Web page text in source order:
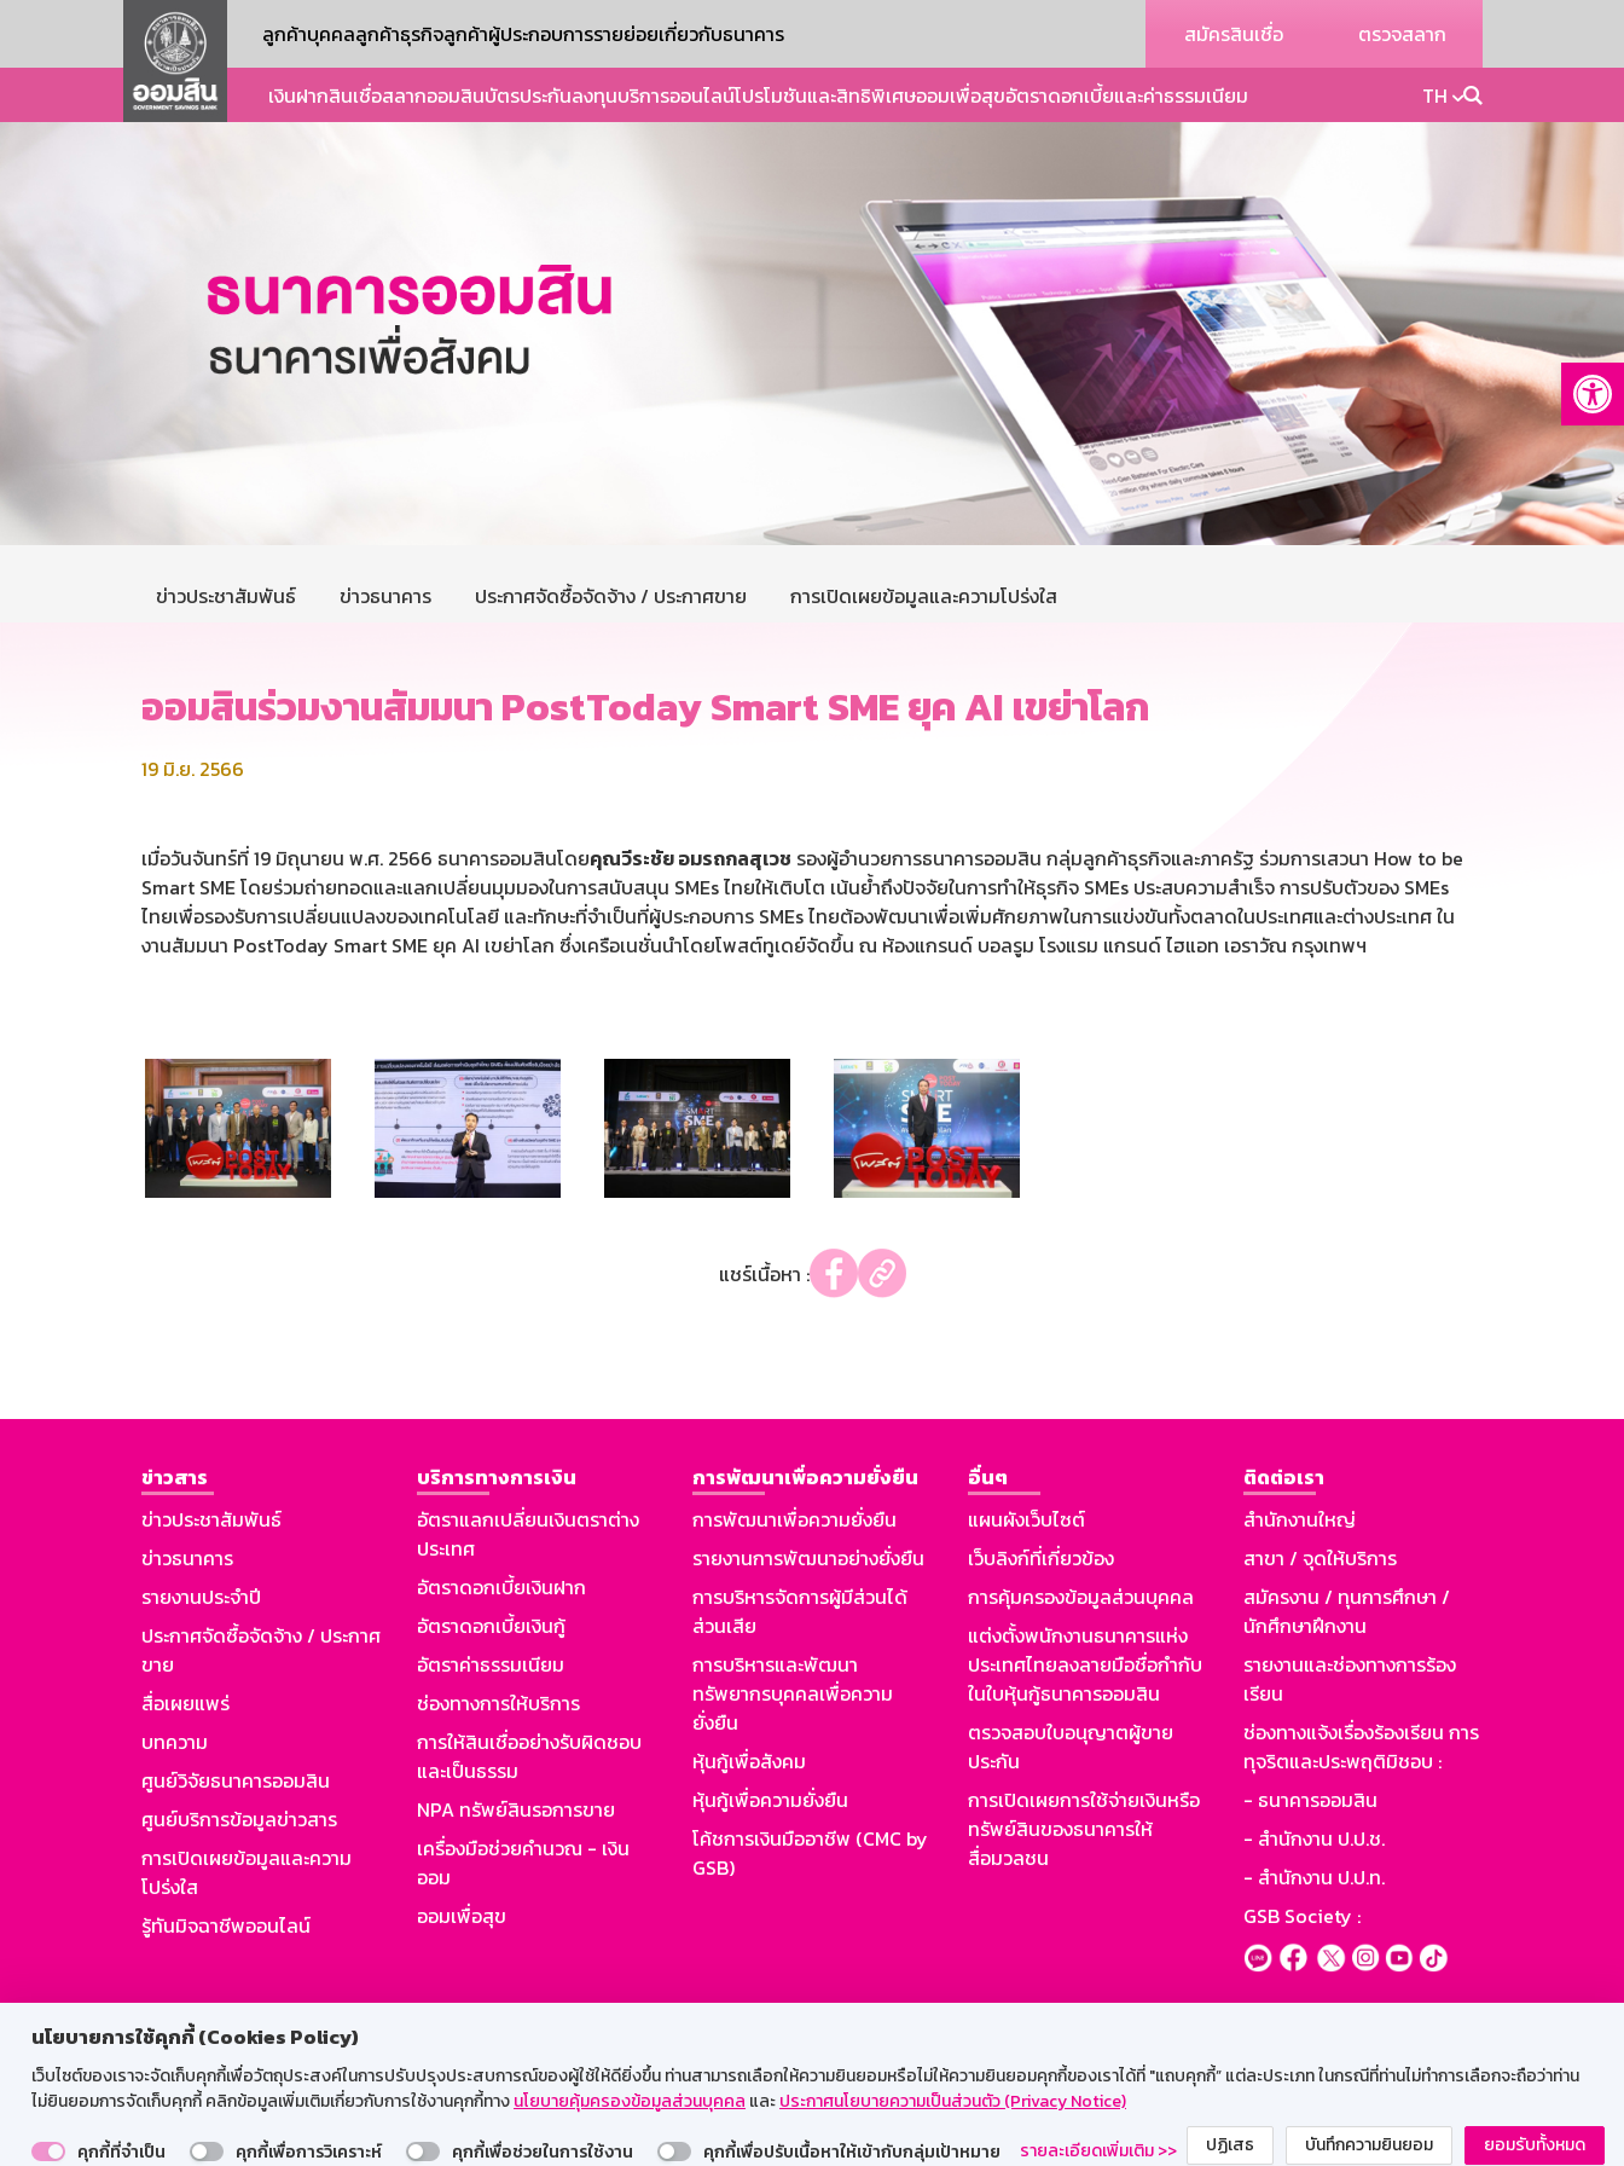
นโยบายการใช้คุกกี้ (Cookies Policy)
เว็บไซต์ของเราจะจัดเก็บคุกกี้เพื่อวัตถุประสงค์ในการปรับปรุงประสบการณ์ของผู้ใช้ให้ดียิ่งขึ้น ท่านสามารถเลือกให้ความยินยอมหรือไม่ให้ความยินยอมคุกกี้ของเราได้ที่ "แถบคุกกี้” แต่ละประเภท ในกรณีที่ท่านไม่ทำการเลือกจะถือว่าท่าน
ไม่ยินยอมการจัดเก็บคุกกี้ คลิกข้อมูลเพิ่มเติมเกี่ยวกับการใช้งานคุกกี้ทางนโยบายคุ้มครองข้อมูลส่วนบุคคล และประกาศนโยบายความเป็นส่วนตัว (Privacy Notice)
คุกกี้ที่จำเป็น
คุกกี้เพื่อการวิเคราะห์ คุกกี้เพื่อช่วยในการใช้งาน คุกกี้เพื่อปรับเนื้อหาให้เข้ากับกลุ่มเป้าหมาย รายละเอียดเพิ่มเติม >> ปฏิเสธ บันทึกความยินยอม ยอมรับทั้งหมด
ลูกค้าบุคคลลูกค้าธุรกิจลูกค้าผู้ประกอบการรายย่อยเกี่ยวกับธนาคาร สมัครสินเชื่อ ตรวจสลาก
เงินฝากสินเชื่อสลากออมสินบัตรประกันลงทุนบริการออนไลน์โปรโมชันและสิทธิพิเศษออมเพื่อสุขอัตราดอกเบี้ยและค่าธรรมเนียม TH
ข่าวประชาสัมพันธ์ ข่าวธนาคาร ประกาศจัดซื้อจัดจ้าง / ประกาศขาย การเปิดเผยข้อมูลและความโปร่งใส
ออมสินร่วมงานสัมมนา PostToday Smart SME ยุค AI เขย่าโลก
19 มิ.ย. 2566
เมื่อวันจันทร์ที่ 19 มิถุนายน พ.ศ. 2566 ธนาคารออมสินโดยคุณวีระชัย อมรถกลสุเวช รองผู้อำนวยการธนาคารออมสิน กลุ่มลูกค้าธุรกิจและภาครัฐ ร่วมการเสวนา How to be
Smart SME โดยร่วมถ่ายทอดและแลกเปลี่ยนมุมมองในการสนับสนุน SMEs ไทยให้เติบโต เน้นย้ำถึงปัจจัยในการทำให้ธุรกิจ SMEs ประสบความสำเร็จ การปรับตัวของ SMEs
ไทยเพื่อรองรับการเปลี่ยนแปลงของเทคโนโลยี และทักษะที่จำเป็นที่ผู้ประกอบการ SMEs ไทยต้องพัฒนาเพื่อเพิ่มศักยภาพในการแข่งขันทั้งตลาดในประเทศและต่างประเทศ ใน
งานสัมมนา PostToday Smart SME ยุค AI เขย่าโลก ซึ่งเครือเนชั่นนำโดยโพสต์ทูเดย์จัดขึ้น ณ ห้องแกรนด์ บอลรูม โรงแรม แกรนด์ ไฮแอท เอราวัณ กรุงเทพฯ
แชร์เนื้อหา :
ข่าวสาร
ข่าวประชาสัมพันธ์
ข่าวธนาคาร
รายงานประจำปี
ประกาศจัดซื้อจัดจ้าง / ประกาศ
ขาย
สื่อเผยแพร่
บทความ
ศูนย์วิจัยธนาคารออมสิน
ศูนย์บริการข้อมูลข่าวสาร
การเปิดเผยข้อมูลและความ
โปร่งใส
รู้ทันมิจฉาชีพออนไลน์
บริการทางการเงิน
อัตราแลกเปลี่ยนเงินตราต่าง
ประเทศ
อัตราดอกเบี้ยเงินฝาก
อัตราดอกเบี้ยเงินกู้
อัตราค่าธรรมเนียม
ช่องทางการให้บริการ
การให้สินเชื่ออย่างรับผิดชอบ
และเป็นธรรม
NPA ทรัพย์สินรอการขาย
เครื่องมือช่วยคำนวณ - เงิน
ออม
ออมเพื่อสุข
การพัฒนาเพื่อความยั่งยืน
การพัฒนาเพื่อความยั่งยืน
รายงานการพัฒนาอย่างยั่งยืน
การบริหารจัดการผู้มีส่วนได้
ส่วนเสีย
การบริหารและพัฒนา
ทรัพยากรบุคคลเพื่อความ
ยั่งยืน
หุ้นกู้เพื่อสังคม
หุ้นกู้เพื่อความยั่งยืน
โค้ชการเงินมืออาชีพ (CMC by
GSB)
อื่นๆ
แผนผังเว็บไซต์
เว็บลิงก์ที่เกี่ยวข้อง
การคุ้มครองข้อมูลส่วนบุคคล
แต่งตั้งพนักงานธนาคารแห่ง
ประเทศไทยลงลายมือชื่อกำกับ
ในใบหุ้นกู้ธนาคารออมสิน
ตรวจสอบใบอนุญาตผู้ขาย
ประกัน
การเปิดเผยการใช้จ่ายเงินหรือ
ทรัพย์สินของธนาคารให้
สื่อมวลชน
ติดต่อเรา
สำนักงานใหญ่
สาขา / จุดให้บริการ
สมัครงาน / ทุนการศึกษา /
นักศึกษาฝึกงาน
รายงานและช่องทางการร้อง
เรียน
ช่องทางแจ้งเรื่องร้องเรียน การ
ทุจริตและประพฤติมิชอบ :
- ธนาคารออมสิน
- สำนักงาน ป.ป.ช.
- สำนักงาน ป.ป.ท.
GSB Society :
รองรับการใช้งานได้ดีบนเว็บบราวเซอร์